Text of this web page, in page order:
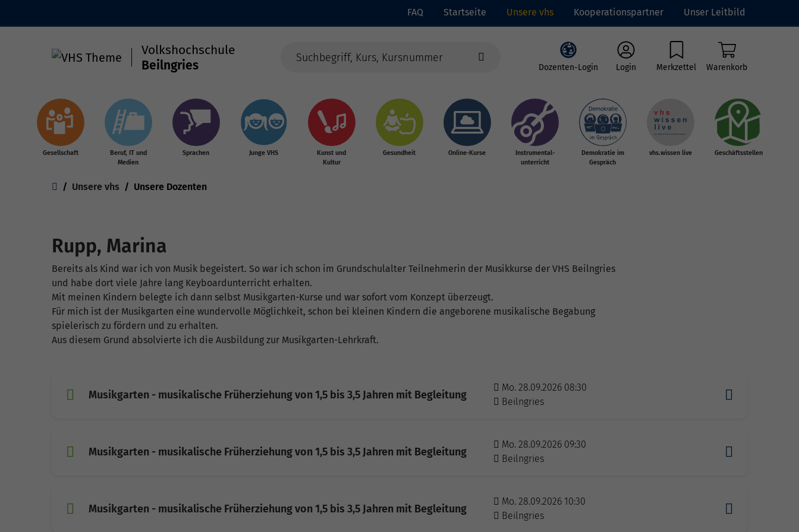
FAQ Startseite Unsere vhs Kooperationspartner Unser Leitbild
Volkshochschule
Beilngries
Dozenten-Login Login Merkzettel Warenkorb
Gesellschaft
Beruf, IT und
Medien
Sprachen Junge VHS
Kunst und
Kultur
Gesundheit Online-Kurse
Instrumental-
unterricht
Demokratie im
Gespräch
vhs.wissen live Geschäftsstellen
Unsere vhs Unsere Dozenten
Rupp, Marina
Bereits als Kind war ich von Musik begeistert. So war ich schon im Grundschulalter Teilnehmerin der Musikkurse der VHS Beilngries
und habe dort viele Jahre lang Keyboardunterricht erhalten.
Mit meinen Kindern belegte ich dann selbst Musikgarten-Kurse und war sofort vom Konzept überzeugt.
Für mich ist der Musikgarten eine wundervolle Möglichkeit, schon bei kleinen Kindern die angeborene musikalische Begabung
spielerisch zu fördern und zu erhalten.
Aus diesem Grund absolvierte ich die Ausbildung zur Musikgarten-Lehrkraft.
Musikgarten - musikalische Früherziehung von 1,5 bis 3,5 Jahren mit Begleitung
Mo. 28.09.2026 08:30
Beilngries
Musikgarten - musikalische Früherziehung von 1,5 bis 3,5 Jahren mit Begleitung
Mo. 28.09.2026 09:30
Beilngries
Musikgarten - musikalische Früherziehung von 1,5 bis 3,5 Jahren mit Begleitung
Mo. 28.09.2026 10:30
Beilngries